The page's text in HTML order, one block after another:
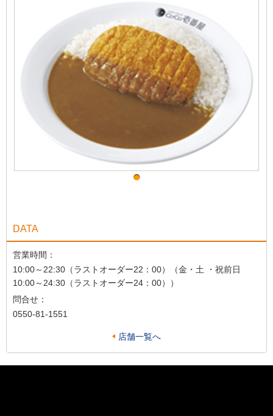
DATA
営業時間：
10:00～22:30（ラストオーダー22：00）（金・土 ・祝前日
10:00～24:30（ラストオーダー24：00））
問合せ：
0550-81-1551
店舗一覧へ